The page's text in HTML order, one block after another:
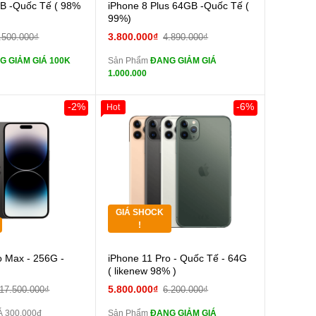
tai nghe iPhone 6S
Pin dự phòng và
-Quốc Tế ( 98%
GIẢM GIÁ 100K
màn
tai nghe iPhone 6S
Pin dự phòng và
các Phụ Kiện Khác
iPhone 8 Plus 64GB -Quốc Tế (
99%)
3.800.000₫ 4.890.000₫
Sản PhẩmĐANG GIẢM GIÁ
1.000.000
Max - 256G -
17.500.000₫
-2%
300.000đ
GIÁ SHOCK
!
Giảm 100.000đ
Khách Hàng
Thân Thiết
Cường lực 10D full
màn
tai nghe iPhone 6S
iPhone 11 Pro - Quốc Tế - 64G
( likenew 98% )
5.800.000₫ 6.200.000₫
-6%
Sản PhẩmĐANG GIẢM GIÁ
Hot